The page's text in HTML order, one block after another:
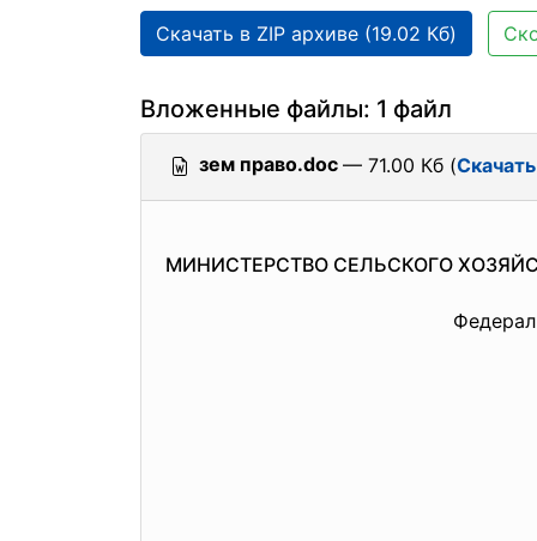
Скачать в ZIP архиве (19.02 Кб)
Вложенные файлы: 1 файл
зем право.doc — 71.00 Кб (
МИНИСТЕРСТВО СЕЛЬСКОГО